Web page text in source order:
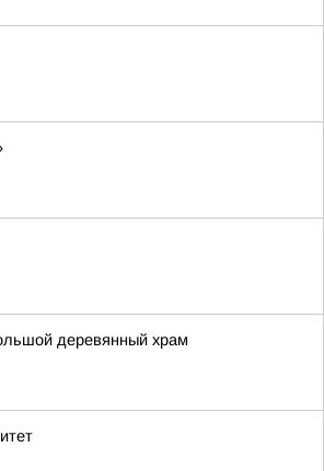
деревянный храм